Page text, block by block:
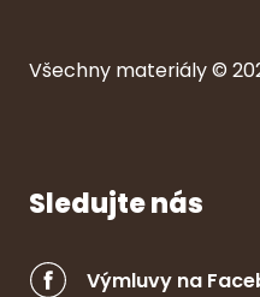
Všechny materiály ©
Sledujte nás
Výmluvy na